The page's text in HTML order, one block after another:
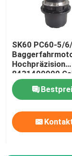
Bagger
Schwingen-
Zykloid-
SK60 PC60-5/
Hochpräzision
8431499900